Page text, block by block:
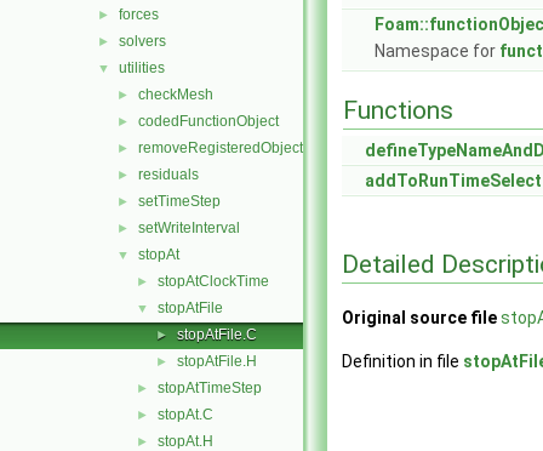
► forces
► solvers
▼ utilities
► checkMesh
► codedFunctionObject
► removeRegisteredObject
► residuals
► setTimeStep
► setWriteInterval
▼ stopAt
► stopAtClockTime
▼ stopAtFile
► stopAtFile.C
► stopAtFile.H
► stopAtTimeStep
► stopAt.C
► stopAt.H
Namespace for
Functions
Detailed
Original source file
Definition in file